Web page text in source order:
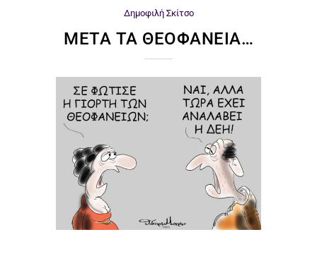
Δημοφιλή Σκίτσο
ΜΕΤΆ ΤΑ ΘΕΟΦΆΝΕΙΑ…